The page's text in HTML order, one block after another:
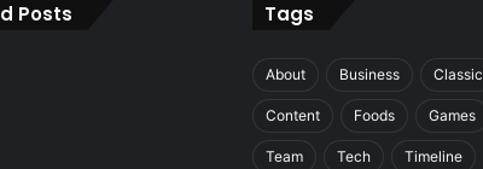
Posts Tags
About Business Classic
Content Foods Games
Team Tech Timeline